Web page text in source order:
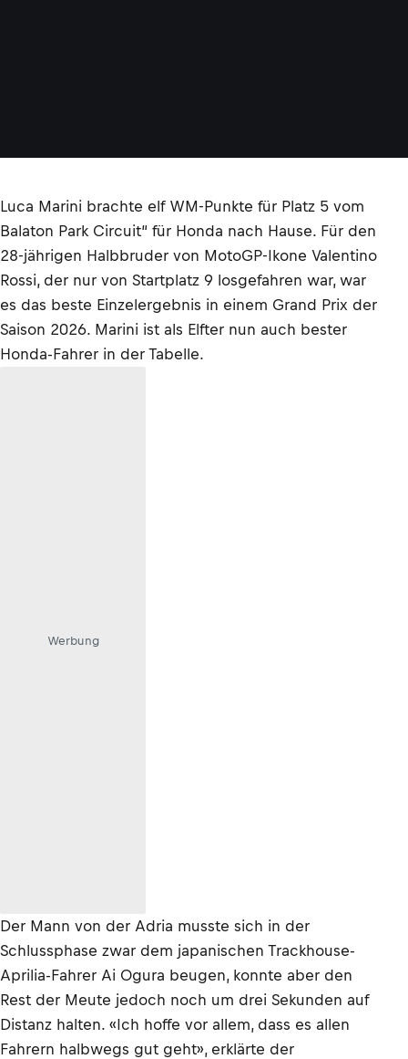
Luca Marini brachte elf WM-Punkte für Platz 5 vom
Balaton Park Circuit“ für Honda nach Hause. Für den
28-jährigen Halbbruder von MotoGP-Ikone Valentino
Rossi, der nur von Startplatz 9 losgefahren war, war
es das beste Einzelergebnis in einem Grand Prix der
Saison 2026. Marini ist als Elfter nun auch bester
Honda-Fahrer in der Tabelle.
Werbung
Der Mann von der Adria musste sich in der
Schlussphase zwar dem japanischen Trackhouse-
Aprilia-Fahrer Ai Ogura beugen, konnte aber den
Rest der Meute jedoch noch um drei Sekunden auf
Distanz halten. «Ich hoffe vor allem, dass es allen
Fahrern halbwegs gut geht», erklärte der